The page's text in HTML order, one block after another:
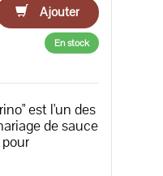
Ajouter
En stock
est l'un des
de sauce